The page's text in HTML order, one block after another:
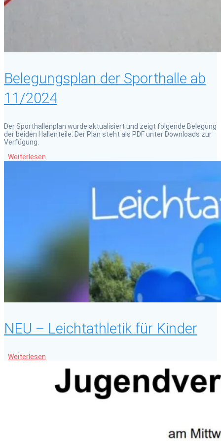
Belegungsplan der Sporthalle ab
11/2024
Der Sporthallenplan wurde aktualisiert und zeigt folgende Belegung
der beiden Hallenteile: Der Plan steht als PDF unter Downloads zur
Verfügung.
Weiterlesen
NEU – Leichtathletik für Kinder
Weiterlesen